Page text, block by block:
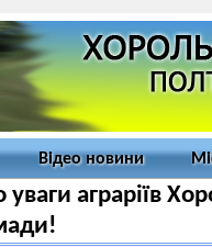
Відео новини
уваги аграріїв